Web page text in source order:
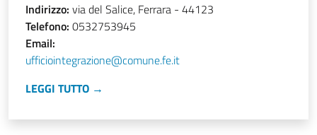
Indirizzo: via del Salice, Ferrara - 44123
Telefono: 0532753945
Email:
ufficiointegrazione@comune.fe.it
LEGGI TUTTO →